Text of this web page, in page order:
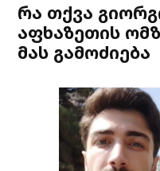
რა თქვა
აფხაზეთის
მას გამოძიება